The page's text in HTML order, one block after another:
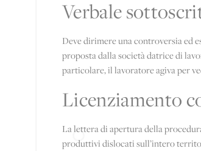
Verbale
Deve dirimere una controversia ed
proposta dalla società datrice di
particolare, il lavoratore agiva per
Licenziamento
La lettera di apertura della
produttivi dislocati sull’intero